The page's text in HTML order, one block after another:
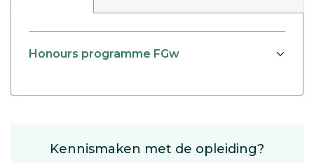
Honours programme FGw
Kennismaken met de opleiding?